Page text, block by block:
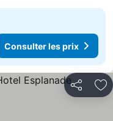
Consulter les prix
Partager